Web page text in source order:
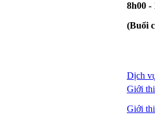
8h00 -
(Buổi
Dịch
Giới
Giới